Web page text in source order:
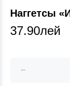
Наггетсы
37.90лей